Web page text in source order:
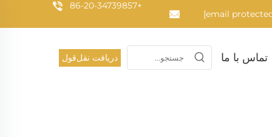
+86-20-34739857
تماس با ما دریافت نقل‌قول